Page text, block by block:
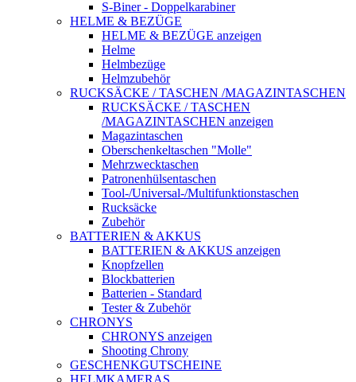
S-Biner - Doppelkarabiner
HELME & BEZÜGE
HELME & BEZÜGE anzeigen
Helme
Helmbezüge
Helmzubehör
RUCKSÄCKE / TASCHEN /MAGAZINTASCHEN
RUCKSÄCKE / TASCHEN
/MAGAZINTASCHEN anzeigen
Magazintaschen
Oberschenkeltaschen "Molle"
Mehrzwecktaschen
Patronenhülsentaschen
Tool-/Universal-/Multifunktionstaschen
Rucksäcke
Zubehör
BATTERIEN & AKKUS
BATTERIEN & AKKUS anzeigen
Knopfzellen
Blockbatterien
Batterien - Standard
Tester & Zubehör
CHRONYS
CHRONYS anzeigen
Shooting Chrony
GESCHENKGUTSCHEINE
HELMKAMERAS